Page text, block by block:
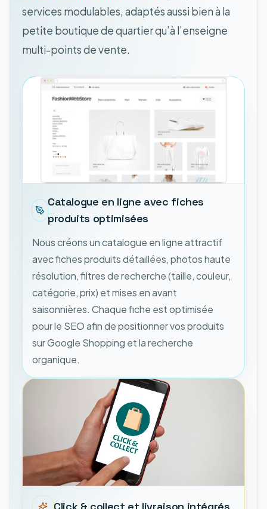
services modulables, adaptés aussi bien à la
petite boutique de quartier qu’à l’enseigne
multi-points de vente.
Catalogue en ligne avec fiches
produits optimisées
Nous créons un catalogue en ligne attractif
avec fiches produits détaillées, photos haute
résolution, filtres de recherche (taille, couleur,
catégorie, prix) et mises en avant
saisonnières. Chaque fiche est optimisée
pour le SEO afin de positionner vos produits
sur Google Shopping et la recherche
organique.